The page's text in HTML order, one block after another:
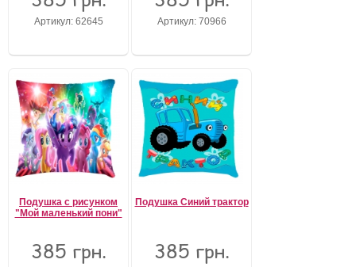
Артикул: 62645 Артикул: 70966
Подушка с рисунком
"Мой маленький пони"
385 грн.
Подушка Синий трактор
385 грн.